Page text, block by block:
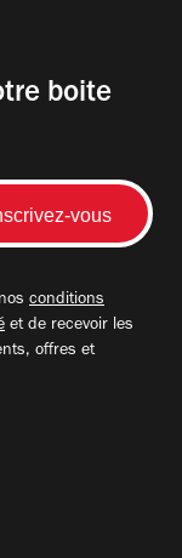
boite
conditions
et de recevoir les
offres et